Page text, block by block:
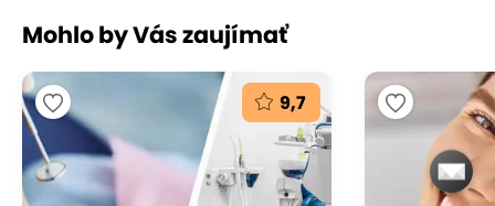
dôležitou súčasťou bežnej starostlivosti o ústnu
Výhody starostlivosti v Dental
Pohotovosť
Mohlo by Vás zaujímať
9,7